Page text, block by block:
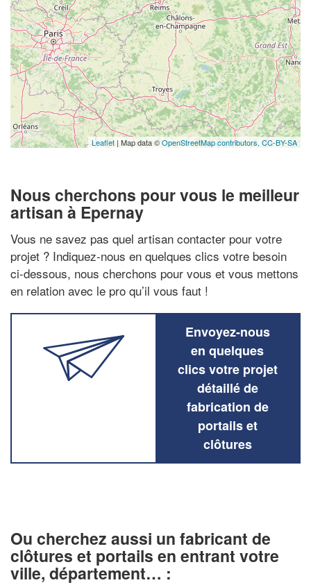
Leaflet | Map data ©OpenStreetMap contributors, CC-BY-SA
Nous cherchons pour vous le meilleur
artisan à Epernay
Vous ne savez pas quel artisan contacter pour votre
projet ? Indiquez-nous en quelques clics votre besoin
ci-dessous, nous cherchons pour vous et vous mettons
en relation avec le pro qu’il vous faut !
Envoyez-nous
en quelques
clics votre projet
détaillé de
fabrication de
portails et
clôtures
Ou cherchez aussi un fabricant de
clôtures et portails en entrant votre
ville, département… :